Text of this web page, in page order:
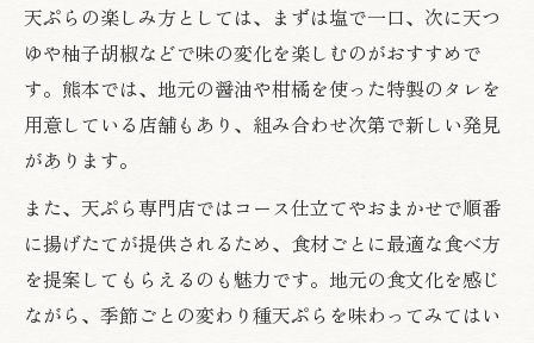
天ぷらの楽しみ方としては、まずは塩で一口、次に天つ
ゆや柚子胡椒などで味の変化を楽しむのがおすすめで
す。熊本では、地元の醤油や柑橘を使った特製のタレを
用意している店舗もあり、組み合わせ次第で新しい発見
があります。
また、天ぷら専門店ではコース仕立てやおまかせで順番
に揚げたてが提供されるため、食材ごとに最適な食べ方
を提案してもらえるのも魅力です。地元の食文化を感じ
ながら、季節ごとの変わり種天ぷらを味わってみてはい